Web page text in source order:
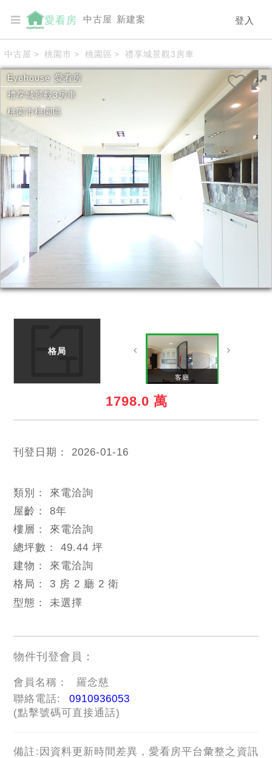
愛看房 登入
中古屋 新建案
中古屋 > 桃園市 > 桃園區 > 禮享城景觀3房車
Eyehouse 愛看房
禮享城景觀3房車
桃園市桃園區
格局
客廳
1798.0 萬
刊登日期： 2026-01-16
類別： 來電洽詢
屋齡：8年
樓層： 來電洽詢
總坪數：49.44 坪
建物： 來電洽詢
格局：3 房 2 廳 2 衛
型態： 未選擇
物件刊登會員：
會員名稱：
羅念慈
聯絡電話:
0910936053
(點擊號碼可直接通話)
備註:因資料更新時間差異，愛看房平台彙整之資訊